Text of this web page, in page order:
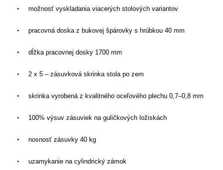
• možnosť vyskladania viacerých stolových variantov
• pracovná doska z bukovej špárovky s hrúbkou 40 mm
• dĺžka pracovnej dosky 1700 mm
• 2 x 5 – zásuvková skrinka stola po zem
• skrinka vyrobená z kvalitného oceľového plechu 0,7–0,8 mm
• 100% výsuv zásuviek na guličkových ložiskách
• nosnosť zásuvky 40 kg
• uzamykanie na cylindrický zámok